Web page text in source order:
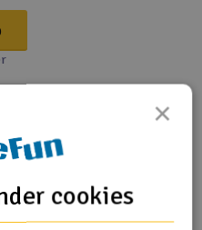
×
cookies